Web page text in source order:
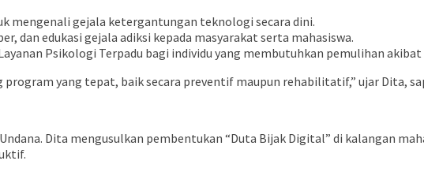
mengenali gejala ketergantungan teknologi secara dini.
dan edukasi gejala adiksi kepada masyarakat serta mahasiswa.
Psikologi Terpadu bagi individu yang membutuhkan pemulihan
yang tepat, baik secara preventif maupun rehabilitatif,” ujar Dita,
Dita mengusulkan pembentukan “Duta Bijak Digital” di kalangan